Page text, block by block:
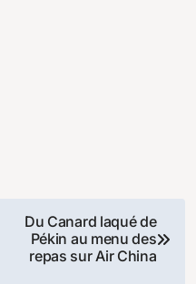
Du Canard laqué de
Pékin au menu des
repas sur Air China